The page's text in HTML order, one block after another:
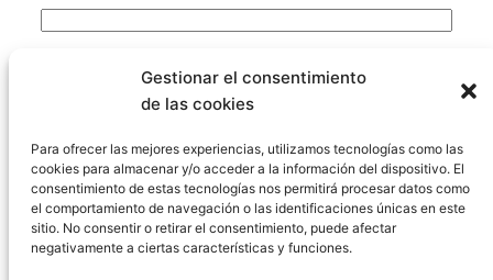
Gestionar el consentimiento
de las cookies
Para ofrecer las mejores experiencias, utilizamos tecnologías como las
cookies para almacenar y/o acceder a la información del dispositivo. El
consentimiento de estas tecnologías nos permitirá procesar datos como
el comportamiento de navegación o las identificaciones únicas en este
sitio. No consentir o retirar el consentimiento, puede afectar
negativamente a ciertas características y funciones.
en este navegador para la próxima vez que